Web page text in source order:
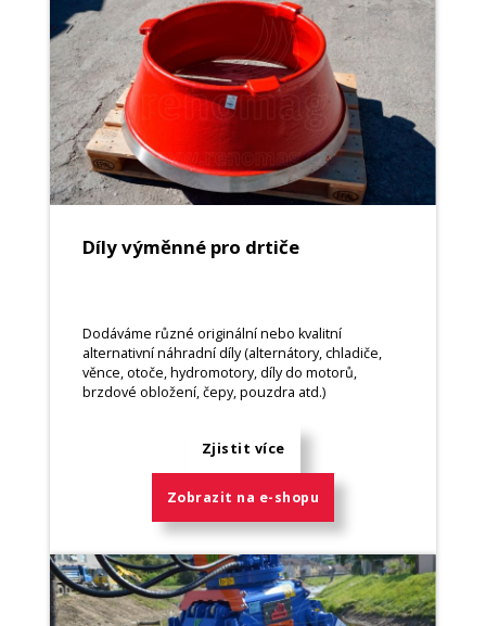
Díly výměnné pro drtiče
Dodáváme různé originální nebo kvalitní
alternativní náhradní díly (alternátory, chladiče,
věnce, otoče, hydromotory, díly do motorů,
brzdové obložení, čepy, pouzdra atd.)
Zjistit více
Zobrazit na e-shopu